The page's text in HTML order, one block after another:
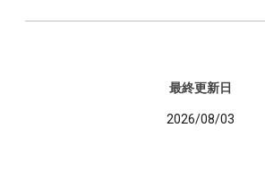
最終更新日
2026/08/03